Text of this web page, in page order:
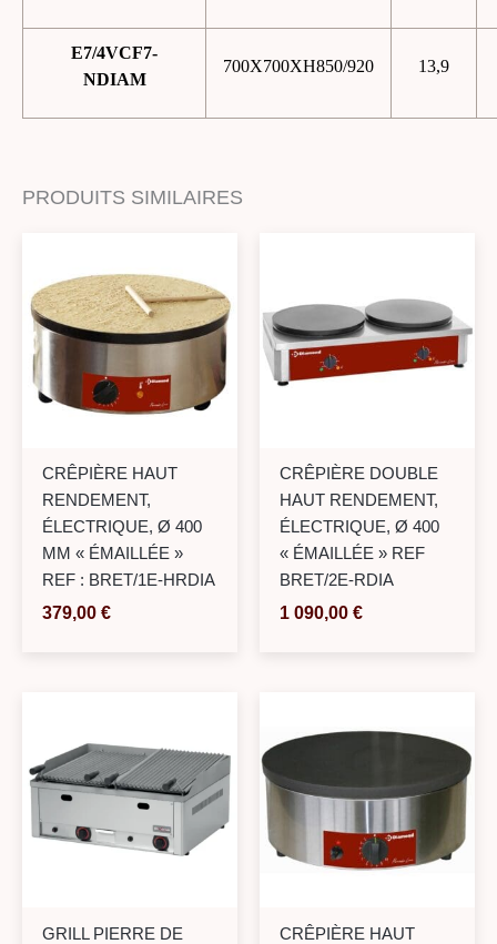
E7/4VCF7-
NDIAM
700X700XH850/920 13,9
PRODUITS SIMILAIRES
CRÊPIÈRE HAUT
RENDEMENT,
ÉLECTRIQUE, Ø 400
MM « ÉMAILLÉE »
REF : BRET/1E-HRDIA
379,00 €
CRÊPIÈRE DOUBLE
HAUT RENDEMENT,
ÉLECTRIQUE, Ø 400
« ÉMAILLÉE » REF
BRET/2E-RDIA
1 090,00 €
GRILL PIERRE DE
CRÊPIÈRE HAUT